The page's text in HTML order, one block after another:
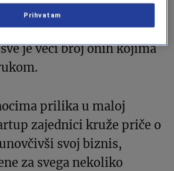
promjenama
revolucija donijela u
je veći broj onih kojima
prilika u maloj
zajednici kruže priče o
svoj biznis,
za svega nekoliko
Prihvatam